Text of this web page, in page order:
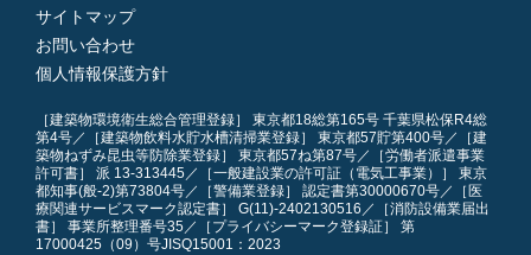
サイトマップ
お問い合わせ
個人情報保護方針
［建築物環境衛生総合管理登録］ 東京都18総第165号 千葉県松保R4総
第4号／［建築物飲料水貯水槽清掃業登録］ 東京都57貯第400号／［建
築物ねずみ昆虫等防除業登録］ 東京都57ね第87号／［労働者派遣事業
許可書］ 派 13-313445／［一般建設業の許可証（電気工事業）］ 東京
都知事(般-2)第73804号／［警備業登録］ 認定書第30000670号／［医
療関連サービスマーク認定書］ G(11)-2402130516／［消防設備業届出
書］ 事業所整理番号35／［プライバシーマーク登録証］ 第
17000425（09）号JISQ15001：2023